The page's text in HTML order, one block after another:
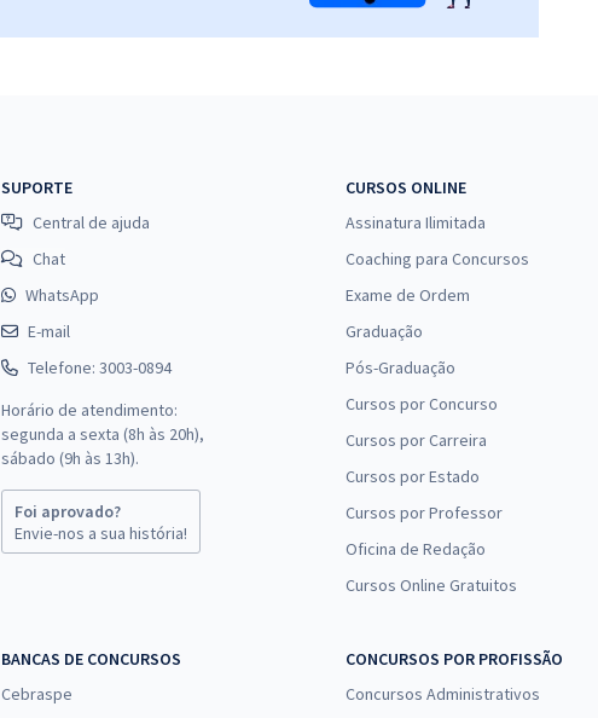
SUPORTE
Central de ajuda
Chat
WhatsApp
E-mail
Telefone: 3003-0894
Horário de atendimento:
segunda a sexta (8h às 20h),
sábado (9h às 13h).
Foi aprovado?
Envie-nos a sua história!
CURSOS ONLINE
Assinatura Ilimitada
Coaching para Concursos
Exame de Ordem
Graduação
Pós-Graduação
Cursos por Concurso
Cursos por Carreira
Cursos por Estado
Cursos por Professor
Oficina de Redação
Cursos Online Gratuitos
BANCAS DE CONCURSOS
Cebraspe
CONCURSOS POR PROFISSÃO
Concursos Administrativos